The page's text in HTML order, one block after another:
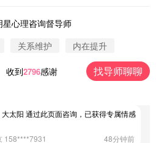
星心理咨询督导师
关系维护 内在提升
收到2796感谢 找导师聊聊
圈 通过此页面咨询，已获得专属情感方
通过此页面咨询，已获得专属情感方
太阳 通过此页面咨询，已获得专属情感
158****7931
48分钟前